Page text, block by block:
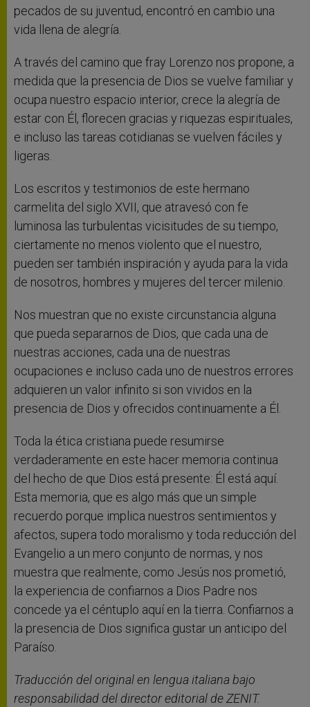
pecados de su juventud, encontró en cambio una
vida llena de alegría.
A través del camino que fray Lorenzo nos propone, a
medida que la presencia de Dios se vuelve familiar y
ocupa nuestro espacio interior, crece la alegría de
estar con Él, florecen gracias y riquezas espirituales,
e incluso las tareas cotidianas se vuelven fáciles y
ligeras.
Los escritos y testimonios de este hermano
carmelita del siglo XVII, que atravesó con fe
luminosa las turbulentas vicisitudes de su tiempo,
ciertamente no menos violento que el nuestro,
pueden ser también inspiración y ayuda para la vida
de nosotros, hombres y mujeres del tercer milenio.
Nos muestran que no existe circunstancia alguna
que pueda separarnos de Dios, que cada una de
nuestras acciones, cada una de nuestras
ocupaciones e incluso cada uno de nuestros errores
adquieren un valor infinito si son vividos en la
presencia de Dios y ofrecidos continuamente a Él.
Toda la ética cristiana puede resumirse
verdaderamente en este hacer memoria continua
del hecho de que Dios está presente: Él está aquí.
Esta memoria, que es algo más que un simple
recuerdo porque implica nuestros sentimientos y
afectos, supera todo moralismo y toda reducción del
Evangelio a un mero conjunto de normas, y nos
muestra que realmente, como Jesús nos prometió,
la experiencia de confiarnos a Dios Padre nos
concede ya el céntuplo aquí en la tierra. Confiarnos a
la presencia de Dios significa gustar un anticipo del
Paraíso.
Traducción del original en lengua italiana bajo
responsabilidad del director editorial de ZENIT.